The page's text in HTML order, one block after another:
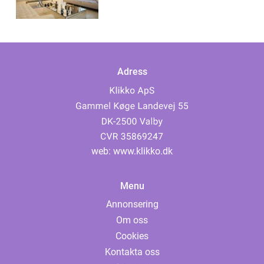
Adress
web: www.klikko.dk
Menu
Annonsering
Om oss
Cookies
Kontakta oss